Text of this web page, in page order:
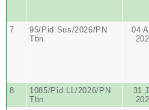
7
95/Pid.Sus/2026/PN
Tbn
04
8
1085/Pid.LL/2026/PN
Tbn
31